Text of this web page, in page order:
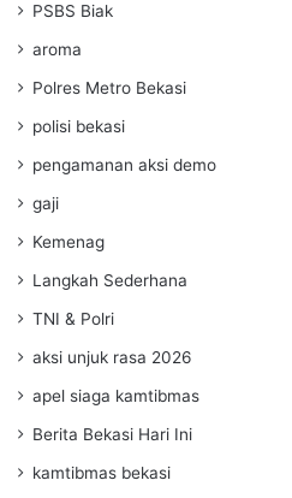
PSBS Biak
aroma
Polres Metro Bekasi
polisi bekasi
pengamanan aksi demo
gaji
Kemenag
Langkah Sederhana
TNI & Polri
aksi unjuk rasa 2026
apel siaga kamtibmas
Berita Bekasi Hari Ini
kamtibmas bekasi